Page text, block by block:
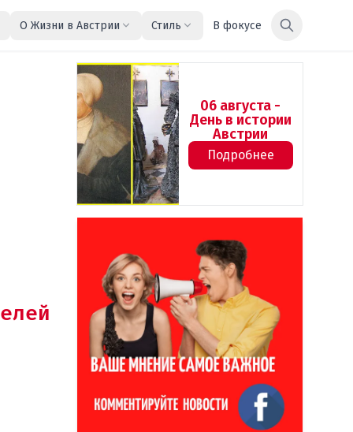
О Жизни в Австрии Стиль В фокусе
06 августа -
День в истории
Австрии
Подробнее